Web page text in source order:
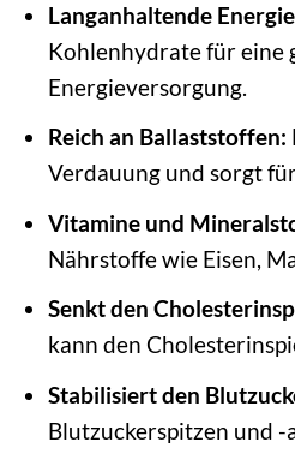
Langanhaltende
Kohlenhydrate für eine
Energieversorgung.
Reich an Ballaststoffen:
Verdauung und sorgt
Vitamine und
Nährstoffe wie Eisen,
Senkt den
kann den
Stabilisiert den
Blutzuckerspitzen und -